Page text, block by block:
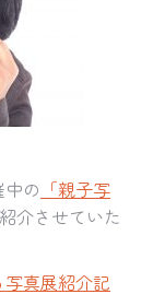
の 「親子写
介させていた
真展紹介記